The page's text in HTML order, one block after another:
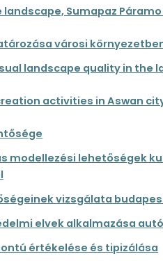
Sumapaz
városi
landscape quality in the
activities in Aswan
modellezési lehetőségek
vizsgálata
elvek alkalmazása
értékelése és tipizálása